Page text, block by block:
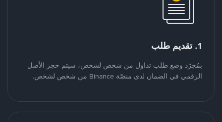
1. تقديم طلب
بمُجرّد وضع طلب تداول من شخص لشخص، سيتم حجز الأصل
الرقمي في الضمان لدى منصّة Binance من شخص لشخص.